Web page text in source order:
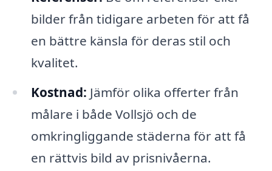
bilder från tidigare arbeten för att få
en bättre känsla för deras stil och
kvalitet.
Kostnad: Jämför olika offerter från
målare i både Vollsjö och de
omkringliggande städerna för att få
en rättvis bild av prisnivåerna.